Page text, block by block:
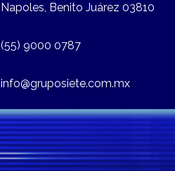
Napoles, Benito Juárez 03810
(55) 9000 0787
info@gruposiete.com.mx